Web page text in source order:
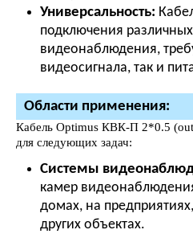
Универсальность:
подключения
видеонаблюдения,
видеосигнала, так и
Области применения:
Кабель Optimus КВК-П 2*0.5
для следующих задач:
Системы
камер
домах, на
других объектах.